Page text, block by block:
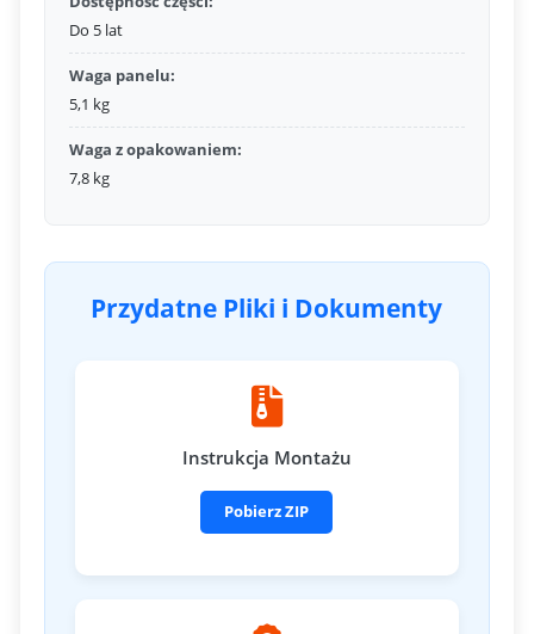
Do 5 lat
Waga panelu:
5,1 kg
Waga z opakowaniem:
7,8 kg
Przydatne Pliki i Dokumenty
Instrukcja Montażu
Pobierz ZIP